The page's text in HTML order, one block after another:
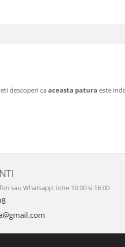
descoperi caaceasta patura este
sau Whatsapp: intre 10:00 si 16:00